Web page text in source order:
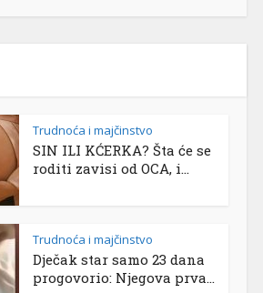
Trudnoća i majčinstvo
SIN ILI KĆERKA? Šta će se
roditi zavisi od OCA, i...
Trudnoća i majčinstvo
Dječak star samo 23 dana
progovorio: Njegova prva...